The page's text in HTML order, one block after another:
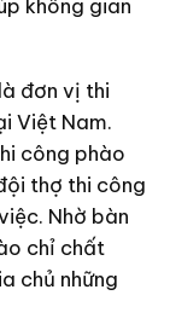
không gian
đơn vị thi
Việt Nam.
công phào
thợ thi công
Nhờ bàn
chỉ chất
chủ những